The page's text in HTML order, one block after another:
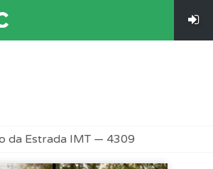
da Estrada IMT — 4309